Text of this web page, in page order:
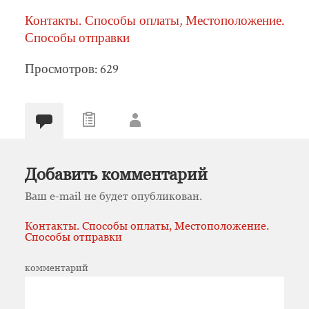
Контакты. Способы оплаты, Местоположение.
Способы отправки
Просмотров: 629
Добавить комментарий
Ваш e-mail не будет опубликован.
Контакты. Способы оплаты, Местоположение.
Способы отправки
комментарий